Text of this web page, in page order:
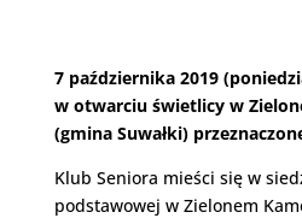
7 października 2019
w otwarciu świetlicy w
(gmina Suwałki)
Klub Seniora mieści się w
podstawowej w Zielonem